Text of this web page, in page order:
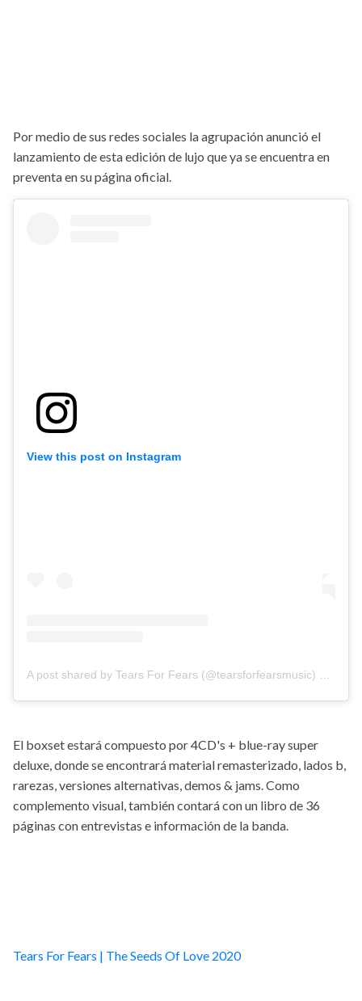
Por medio de sus redes sociales la agrupación anunció el
lanzamiento de esta edición de lujo que ya se encuentra en
preventa en su página oficial.
View this post on Instagram
A post shared by Tears For Fears (@tearsforfearsmusic)
El boxset estará compuesto por 4CD's + blue-ray super
deluxe, donde se encontrará material remasterizado, lados b,
rarezas, versiones alternativas, demos & jams. Como
complemento visual, también contará con un libro de 36
páginas con entrevistas e información de la banda.
Tears For Fears | The Seeds Of Love 2020